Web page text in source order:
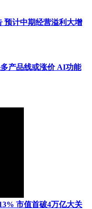
预计中期经营溢利大增
产品线或涨价 AI功能
市值首破4万亿大关